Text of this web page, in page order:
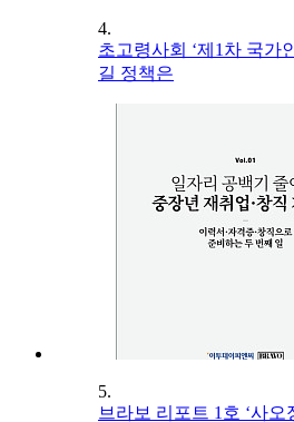
4.
초고령사회 ‘제1차 국가
길 정책은
5.
브라보 리포트 1호 ‘사오